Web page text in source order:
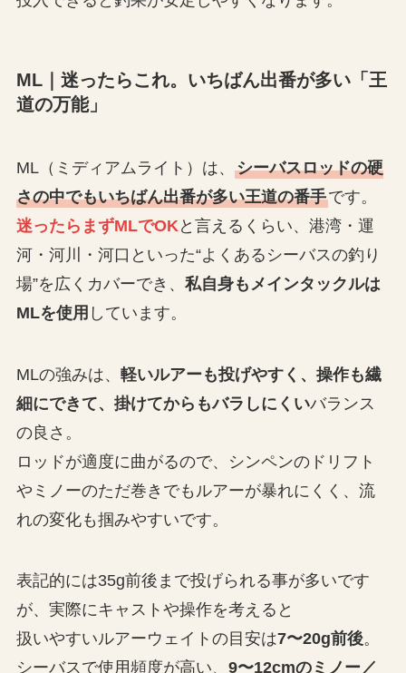
ML｜迷ったらこれ。いちばん出番が多い「王
道の万能」
ML（ミディアムライト）は、 シーバスロッドの硬
さの中でもいちばん出番が多い王道の番手です。
迷ったらまずMLでOK と言えるくらい、港湾・運
河・河川・河口といった“よくあるシーバスの釣り
場”を広くカバーでき、 私自身もメインタックルは
MLを使用 しています。
MLの強みは、 軽いルアーも投げやすく、操作も繊
細にできて、掛けてからもバラしにくいバランス
の良さ。
ロッドが適度に曲がるので、シンペンのドリフト
やミノーのただ巻きでもルアーが暴れにくく、流
れの変化も掴みやすいです。
表記的には35g前後まで投げられる事が多いです
が、実際にキャストや操作を考えると
扱いやすいルアーウェイトの目安は7〜20g前後。
シーバスで使用頻度が高い、 9〜12cmのミノー／